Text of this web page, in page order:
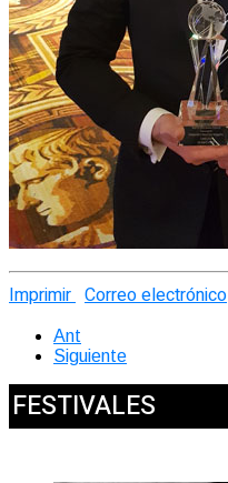
Imprimir Correo electrónico
Ant
Siguiente
FESTIVALES